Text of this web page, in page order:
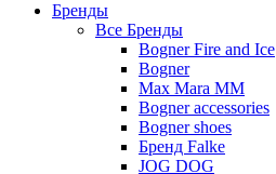
Бренды
Все Бренды
Bogner Fire and Ice
Bogner
Max Mara MM
Bogner accessories
Bogner shoes
Бренд Falke
JOG DOG